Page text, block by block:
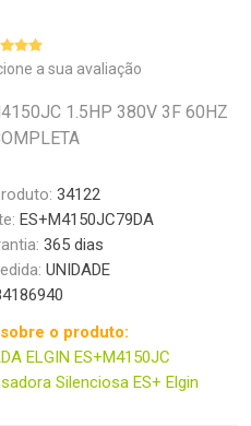
a sua avaliação
1.5HP 380V 3F 60HZ
34122
ES+M4150JC79DA
365 dias
UNIDADE
o produto:
ELGIN ES+M4150JC
Silenciosa ES+ Elgin